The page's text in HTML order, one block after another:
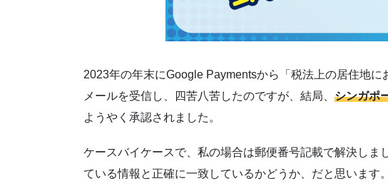
2023年の年末にGoogle Paymentsから「税法上の居住地に
メールを受信し、四苦八苦したのですが、結局、 シンガポ
ようやく承認されました。
ケースバイケースで、私の場合は郵便番号記載で解決しま
ている情報と正確に一致しているかどうか、だと思います。